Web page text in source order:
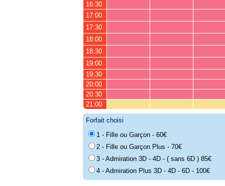
16:30
17:00
17:30
18:00
18:30
19:00
19:30
20:00
20:30
21:00
Forfait choisi
1 - Fille ou Garçon - 60€
2 - Fille ou Garçon Plus - 70€
3 - Admiration 3D - 4D - ( sans 6D ) 85€
4 - Admiration Plus 3D - 4D - 6D - 100€